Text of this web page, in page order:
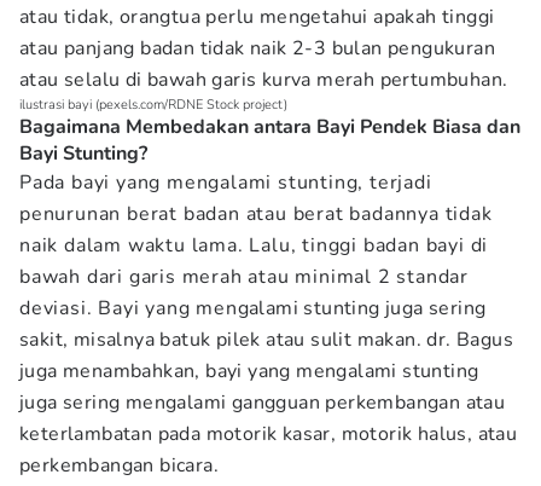
atau tidak, orangtua perlu mengetahui apakah tinggi
atau panjang badan tidak naik 2-3 bulan pengukuran
atau selalu di bawah garis kurva merah pertumbuhan.
ilustrasi bayi (pexels.com/RDNE Stock project)
Bagaimana Membedakan antara Bayi Pendek Biasa dan
Bayi Stunting?
Pada bayi yang mengalami stunting, terjadi
penurunan berat badan atau berat badannya tidak
naik dalam waktu lama. Lalu, tinggi badan bayi di
bawah dari garis merah atau minimal 2 standar
deviasi. Bayi yang mengalami stunting juga sering
sakit, misalnya batuk pilek atau sulit makan. dr. Bagus
juga menambahkan, bayi yang mengalami stunting
juga sering mengalami gangguan perkembangan atau
keterlambatan pada motorik kasar, motorik halus, atau
perkembangan bicara.